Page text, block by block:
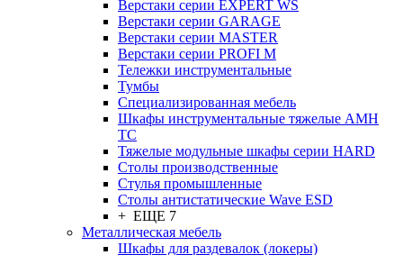
Верстаки серии EXPERT WS
Верстаки серии GARAGE
Верстаки серии MASTER
Верстаки серии PROFI M
Тележки инструментальные
Тумбы
Cпециализированная мебель
Шкафы инструментальные тяжелые AMH
TC
Тяжелые модульные шкафы серии HARD
Столы производственные
Стулья промышленные
Столы антистатические Wave ESD
+ ЕЩЕ 7
Металлическая мебель
Шкафы для раздевалок (локеры)